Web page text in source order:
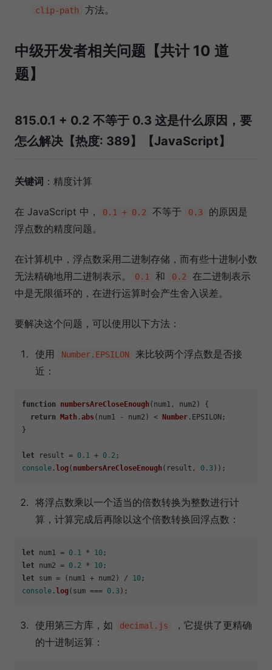
clip-path 方法。
中级开发者相关问题【共计 10 道
题】
815.0.1 + 0.2 不等于 0.3 这是什么原因，要
怎么解决【热度: 389】【JavaScript】
关键词 ：精度计算
在 JavaScript 中， 0.1 + 0.2 不等于 0.3
的原因是
浮点数的精度问题。
在计算机中，浮点数采用二进制存储，而有些十进制小数
无法精确地用二进制表示。
0.1 和 0.2
在二进制表示
中是无限循环的，在进行运算时会产生舍入误差。
要解决这个问题，可以使用以下方法：
使用 Number.EPSILON
来比较两个浮点数是否接
近：
function numbersAreCloseEnough( num1, num2 ) {
return Math .abs (num1 - num2) < Number . EPSILON ;
}
let result = 0.1 + 0.2
console .log( numbersAreCloseEnough(result, 0.3
将浮点数乘以一个适当的倍数转换为整数进行计
算，计算完成后再除以这个倍数转换回浮点数：
let num1 = 0.1 * 10
let num2 = 0.2 * 10
let sum = (num1 + num2) / 10
console .log(sum === 0.3
使用第三方库，如 decimal.js
，它提供了更精确
的十进制运算：